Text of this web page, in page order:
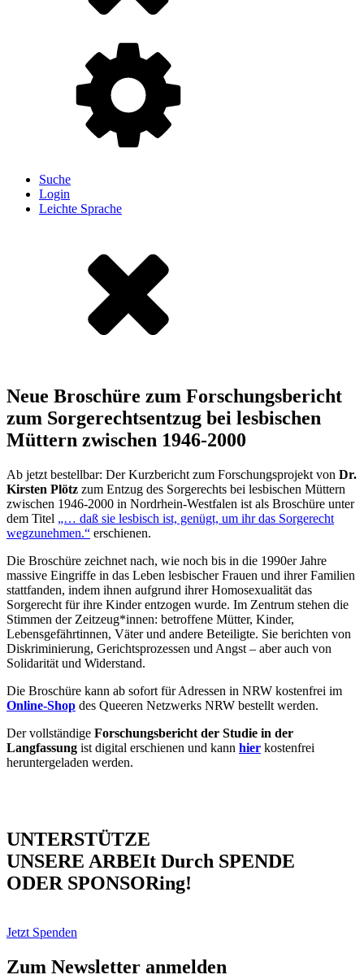
Suche
Login
Leichte Sprache
Neue Broschüre zum Forschungsbericht
zum Sorgerechtsentzug bei lesbischen
Müttern zwischen 1946-2000
Ab jetzt bestellbar: Der Kurzbericht zum Forschungsprojekt von Dr.
Kirsten Plötz zum Entzug des Sorgerechts bei lesbischen Müttern
zwischen 1946-2000 in Nordrhein-Westfalen ist als Broschüre unter
dem Titel „… daß sie lesbisch ist, genügt, um ihr das Sorgerecht
wegzunehmen.“ erschienen.
Die Broschüre zeichnet nach, wie noch bis in die 1990er Jahre
massive Eingriffe in das Leben lesbischer Frauen und ihrer Familien
stattfanden, indem ihnen aufgrund ihrer Homosexualität das
Sorgerecht für ihre Kinder entzogen wurde. Im Zentrum stehen die
Stimmen der Zeitzeug*innen: betroffene Mütter, Kinder,
Lebensgefährtinnen, Väter und andere Beteiligte. Sie berichten von
Diskriminierung, Gerichtsprozessen und Angst – aber auch von
Solidarität und Widerstand.
Die Broschüre kann ab sofort für Adressen in NRW kostenfrei im
Online-Shop des Queeren Netzwerks NRW bestellt werden.
Der vollständige Forschungsbericht der Studie in der
Langfassung ist digital erschienen und kann hier kostenfrei
heruntergeladen werden.
UNTERSTÜTZE
UNSERE ARBEIt Durch SPENDE
ODER SPONSORing!
Jetzt Spenden
Zum Newsletter anmelden